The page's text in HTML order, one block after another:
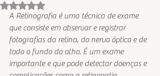
Avaliado com NaN de 5 estrelas.
A Retinografia é uma técnica de exame
que consiste em observar e registrar
fotografias da retina, do nervo óptico e de
todo o fundo do olho. É um exame
importante e que pode detectar doenças e